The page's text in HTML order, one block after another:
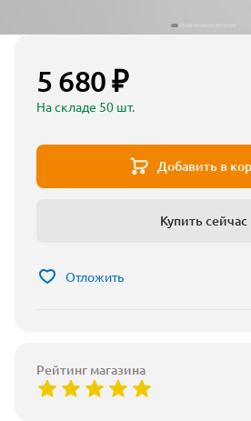
5 680 ₽
На складе 50 шт.
Добавить в
Купить сейчас
Отложить
Рейтинг магазина